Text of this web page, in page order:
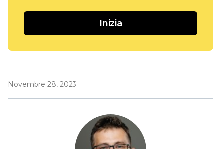
Inizia
Novembre 28, 2023